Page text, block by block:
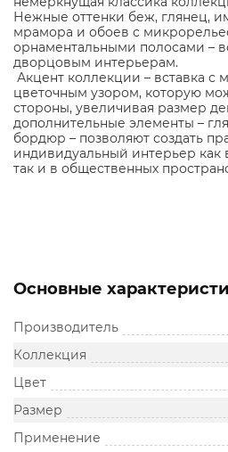
Нежные оттенки беж, глянец,
мрамора и обоев с
орнаментальными полосами –
дворцовым интерьерам.
Акцент коллекции – вставка с
цветочным узором, которую
стороны, увеличивая размер
дополнительные элементы –
бордюр – позволяют создать
индивидуальный интерьер
так и в общественных
Основные
Производитель
Коллекция
Цвет
Размер
Применение